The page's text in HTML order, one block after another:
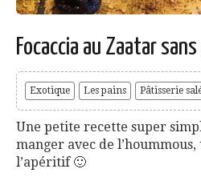
Focaccia au Zaatar
Exotique Les pains Pâtisserie
Une petite recette super
manger avec de l’hoummous,
l’apéritif 🙂